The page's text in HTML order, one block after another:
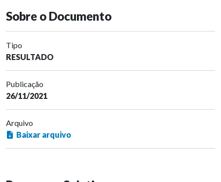
Sobre o Documento
Tipo
RESULTADO
Publicação
26/11/2021
Arquivo
Baixar arquivo